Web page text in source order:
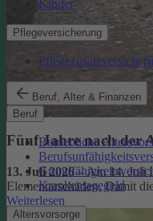
Kinder
Pflegeversicherung
Beruf, Alter & Finanzen
Beruf
Betriebliche
Krankentagegeld
Altersvorsorge
Fünf Jahre nach der
13. Juli 2026– Am 14. Juli
Elementarschäden. Damit
Weiterlesen